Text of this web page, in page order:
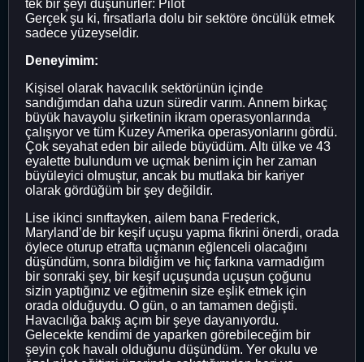
tek bir şeyi düşünürler: Pilot
Gerçek şu ki, fırsatlarla dolu bir sektöre öncülük etmek
sadece yüzeyseldir.
Deneyimim:
Kişisel olarak havacılık sektörünün içinde
sandığımdan daha uzun süredir varım. Annem birkaç
büyük havayolu şirketinin ikram operasyonlarında
çalışıyor ve tüm Kuzey Amerika operasyonlarını gördü.
Çok seyahat eden bir ailede büyüdüm. Altı ülke ve 43
eyalette bulundum ve uçmak benim için her zaman
büyüleyici olmuştur, ancak bu mutlaka bir kariyer
olarak gördüğüm bir şey değildir.
Lise ikinci sınıftayken, ailem bana Frederick,
Maryland’de bir keşif uçuşu yapma fikrini önerdi, orada
öylece oturup etrafta uçmanın eğlenceli olacağını
düşündüm, sonra bildiğim ve hiç farkına varmadığım
bir sonraki şey, bir keşif uçuşunda uçuşun çoğunu
sizin yaptığınız ve eğitmenin size eşlik etmek için
orada olduğuydu. O gün, o an tamamen değişti.
Havacılığa bakış açım bir şeye dayanıyordu.
Gelecekte kendimi de yaparken görebileceğim bir
şeyin çok havalı olduğunu düşündüm. Yer okulu ve